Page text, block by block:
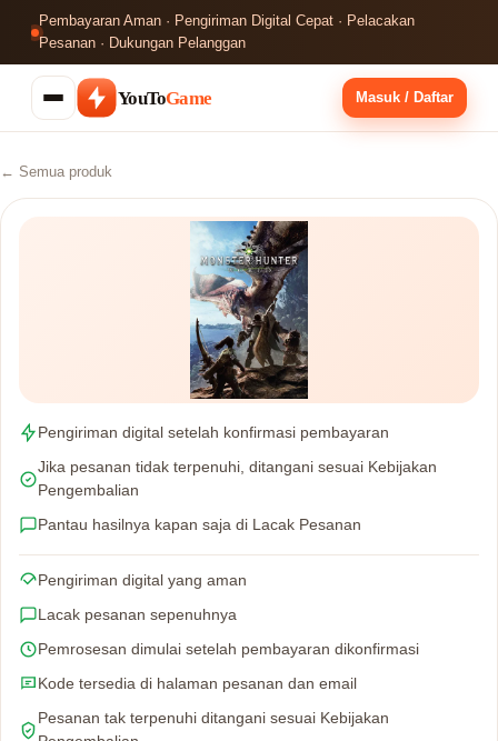
Pembayaran Aman · Pengiriman Digital Cepat · Pelacakan
Pesanan · Dukungan Pelanggan
YouToGame Masuk / Daftar
← Semua produk
Pengiriman digital setelah konfirmasi pembayaran
Jika pesanan tidak terpenuhi, ditangani sesuai Kebijakan
Pengembalian
Pantau hasilnya kapan saja di Lacak Pesanan
Pengiriman digital yang aman
Lacak pesanan sepenuhnya
Pemrosesan dimulai setelah pembayaran dikonfirmasi
Kode tersedia di halaman pesanan dan email
Pesanan tak terpenuhi ditangani sesuai Kebijakan